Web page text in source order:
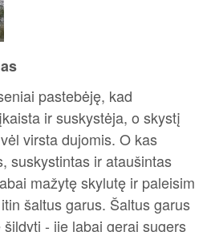
pastebėję, kad
ir suskystėja, o skystį
virsta dujomis. O kas
suskystintas ir ataušintas
mažytę skylutę ir paleisim
šaltus garus. Šaltus garus
- jie labai gerai sugers